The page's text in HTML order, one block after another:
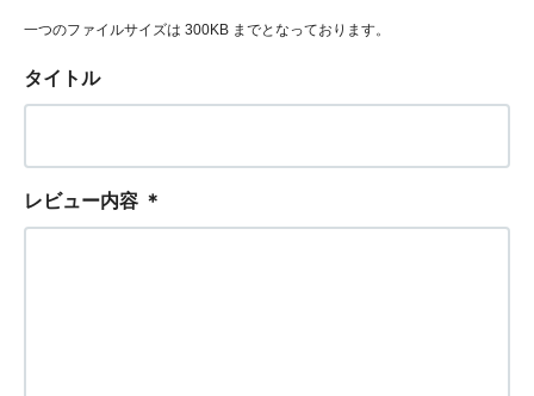
一つのファイルサイズは 300KB までとなっております。
タイトル
レビュー内容 ＊